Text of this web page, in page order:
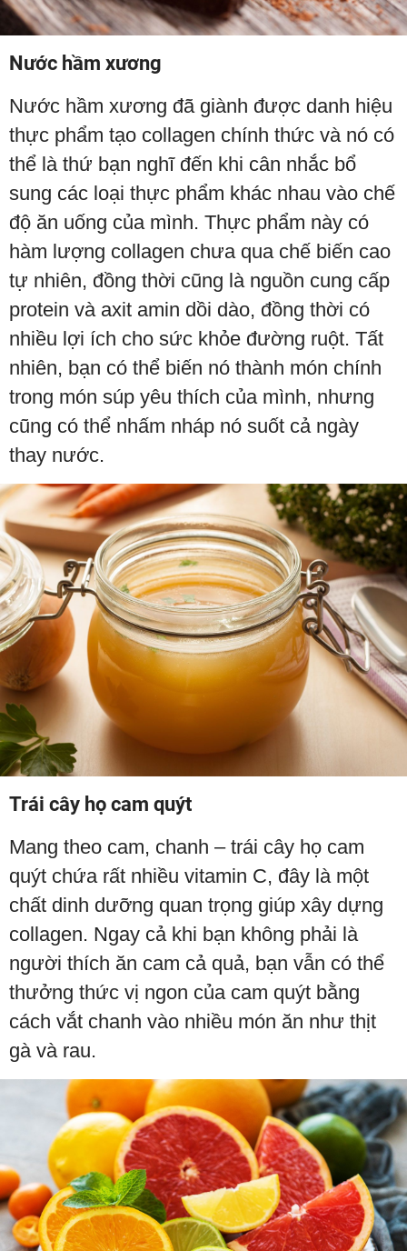
Nước hầm xương
Nước hầm xương đã giành được danh hiệu
thực phẩm tạo collagen chính thức và nó có
thể là thứ bạn nghĩ đến khi cân nhắc bổ
sung các loại thực phẩm khác nhau vào chế
độ ăn uống của mình. Thực phẩm này có
hàm lượng collagen chưa qua chế biến cao
tự nhiên, đồng thời cũng là nguồn cung cấp
protein và axit amin dồi dào, đồng thời có
nhiều lợi ích cho sức khỏe đường ruột. Tất
nhiên, bạn có thể biến nó thành món chính
trong món súp yêu thích của mình, nhưng
cũng có thể nhấm nháp nó suốt cả ngày
thay nước.
Trái cây họ cam quýt
Mang theo cam, chanh – trái cây họ cam
quýt chứa rất nhiều vitamin C, đây là một
chất dinh dưỡng quan trọng giúp xây dựng
collagen. Ngay cả khi bạn không phải là
người thích ăn cam cả quả, bạn vẫn có thể
thưởng thức vị ngon của cam quýt bằng
cách vắt chanh vào nhiều món ăn như thịt
gà và rau.